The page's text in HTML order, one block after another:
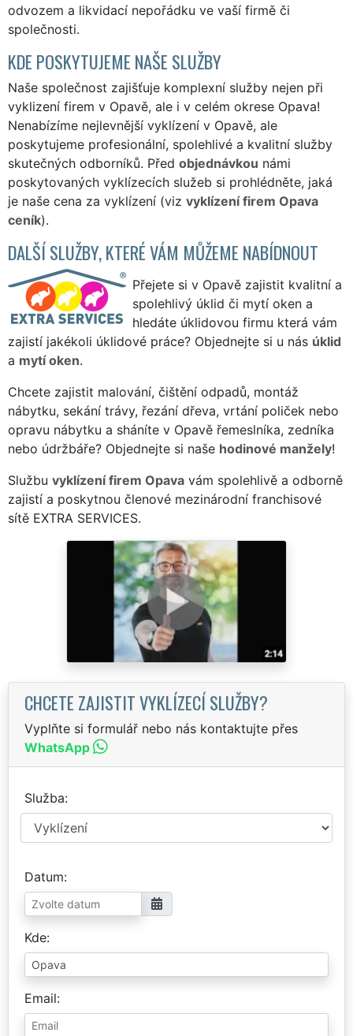
odvozem a likvidací nepořádku ve vaší firmě či
společnosti.
KDE POSKYTUJEME NAŠE SLUŽBY
Naše společnost zajišťuje komplexní služby nejen při
vyklizení firem v Opavě, ale i v celém okrese Opava!
Nenabízíme nejlevnější vyklízení v Opavě, ale
poskytujeme profesionální, spolehlivé a kvalitní služby
skutečných odborníků. Před objednávkou námi
poskytovaných vyklízecích služeb si prohlédněte, jaká
je naše cena za vyklízení (viz vyklízení firem Opava
ceník).
DALŠÍ SLUŽBY, KTERÉ VÁM MŮŽEME NABÍDNOUT
Přejete si v Opavě zajistit kvalitní a
spolehlivý úklid či mytí oken a
hledáte úklidovou firmu která vám
zajistí jakékoli úklidové práce? Objednejte si u nás úklid
a mytí oken.
Chcete zajistit malování, čištění odpadů, montáž
nábytku, sekání trávy, řezání dřeva, vrtání poliček nebo
opravu nábytku a sháníte v Opavě řemeslníka, zedníka
nebo údržbáře? Objednejte si naše hodinové manžely!
Službu vyklízení firem Opava vám spolehlivě a odborně
zajistí a poskytnou členové mezinárodní franchisové
sítě EXTRA SERVICES.
CHCETE ZAJISTIT VYKLÍZECÍ SLUŽBY?
Vyplňte si formulář nebo nás kontaktujte přes
WhatsApp
Služba
Datum
Kde
Email